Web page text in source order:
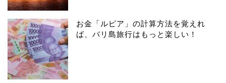
お金「ルピア」の計算方法を覚えれ
ば、バリ島旅行はもっと楽しい！